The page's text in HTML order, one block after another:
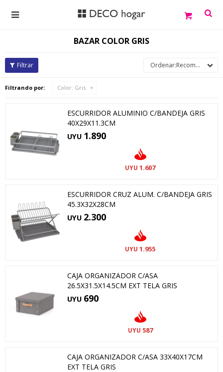

BAZAR COLOR GRIS
Recomendados
Filtrando por: Color: Gris
ESCURRIDOR ALUMINIO C/BANDEJA GRIS
40X29X11.3CM
UYU 1.890
UYU 1.607
ESCURRIDOR CRUZ ALUM. C/BANDEJA GRIS
45.3X32X28CM
UYU 2.300
UYU 1.955
CAJA ORGANIZADOR C/ASA
26.5X31.5X14.5CM EXT TELA GRIS
UYU 690
UYU 587
CAJA ORGANIZADOR C/ASA 33X40X17CM
EXT TELA GRIS